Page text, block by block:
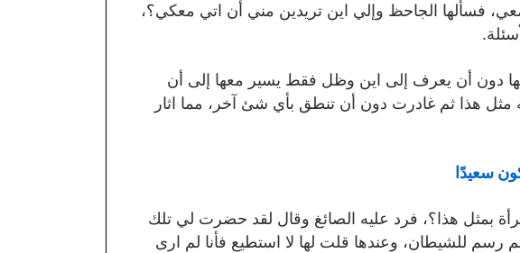
فسألها الجاحظ وإلي اين تريدين مني أن اتي معكي؟،
دون أن يعرف إلى اين وظل فقط يسير معها إلى أن
مثل هذا ثم غادرت دون أن تنطق بأي شئ آخر، مما اثار
سعيدًا
بمثل هذا؟، فرد عليه الصائغ وقال لقد حضرت لي تلك
رسم للشيطان، وعندها قلت لها لا استطيع فأنا لم ارى